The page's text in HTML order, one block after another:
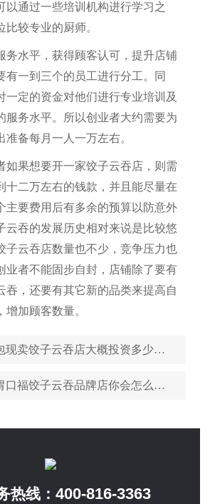
以通过一些培训机构进行学习之
较专业的厨师。
务水平，获得顾客认可，提升店铺
有一到三个的员工进行分工。同
一定的资金对他们进行专业培训及
服务水平。所以创业者大约需要为
准备每月一人一万左右。
如果想要开一家饺子云吞店，则需
十二万左右的钱款，并且能尽量在
主要费用后有多余的预算以防意外
云吞的发展历史相对来说是比较悠
子云吞店数量也不少，竞争压力也
业者不能固步自封，店铺除了要有
吞，还要有其它新的品类来提高自
加顾客数量。
饺子云吞店大概投资多少钱，这些费用支出了解一下
福饺子云吞品牌店你会怎么做宣传
热线： 400-816-3363